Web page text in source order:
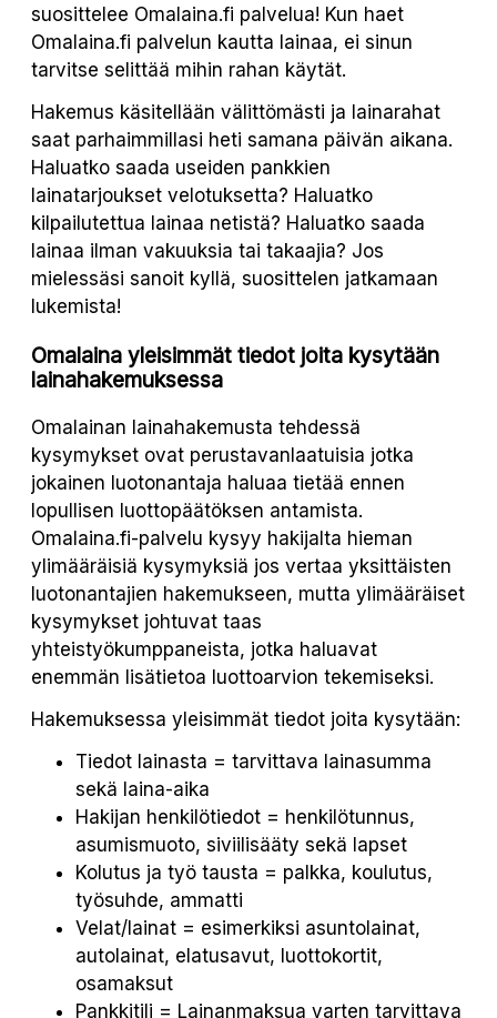
suosittelee Omalaina.fi palvelua! Kun haet
Omalaina.fi palvelun kautta lainaa, ei sinun
tarvitse selittää mihin rahan käytät.
Hakemus käsitellään välittömästi ja lainarahat
saat parhaimmillasi heti samana päivän aikana.
Haluatko saada useiden pankkien
lainatarjoukset velotuksetta? Haluatko
kilpailutettua lainaa netistä? Haluatko saada
lainaa ilman vakuuksia tai takaajia? Jos
mielessäsi sanoit kyllä, suosittelen jatkamaan
lukemista!
Omalaina yleisimmät tiedot joita kysytään
lainahakemuksessa
Omalainan lainahakemusta tehdessä
kysymykset ovat perustavanlaatuisia jotka
jokainen luotonantaja haluaa tietää ennen
lopullisen luottopäätöksen antamista.
Omalaina.fi-palvelu kysyy hakijalta hieman
ylimääräisiä kysymyksiä jos vertaa yksittäisten
luotonantajien hakemukseen, mutta ylimääräiset
kysymykset johtuvat taas
yhteistyökumppaneista, jotka haluavat
enemmän lisätietoa luottoarvion tekemiseksi.
Hakemuksessa yleisimmät tiedot joita kysytään:
Tiedot lainasta = tarvittava lainasumma
sekä laina-aika
Hakijan henkilötiedot = henkilötunnus,
asumismuoto, siviilisääty sekä lapset
Kolutus ja työ tausta = palkka, koulutus,
työsuhde, ammatti
Velat/lainat = esimerkiksi asuntolainat,
autolainat, elatusavut, luottokortit,
osamaksut
Pankkitili = Lainanmaksua varten tarvittava